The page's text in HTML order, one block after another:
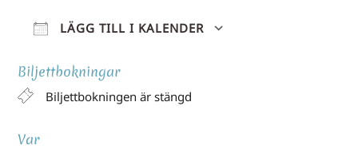
LÄGG TILL I KALENDER
Biljettbokningar
Biljettbokningen är stängd
Var